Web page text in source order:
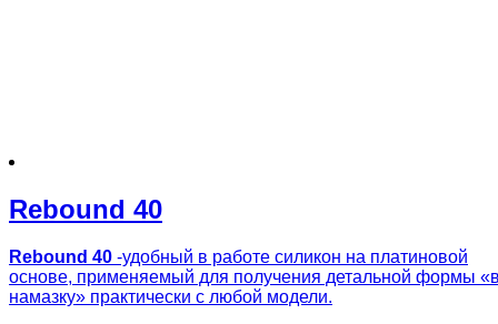
Rebound 40
Rebound 40 -удобный в работе силикон на платиновой
основе, применяемый для получения детальной формы
намазку» практически с любой модели.